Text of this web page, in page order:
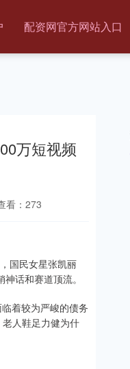
配资网官方网站入口
万短视频
看：273
国民女星张凯丽
话和赛道顶流。
着较为严峻的债务
人鞋足力健为什